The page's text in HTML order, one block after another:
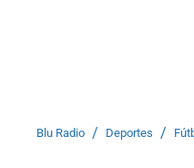
Blu Radio / Deportes /